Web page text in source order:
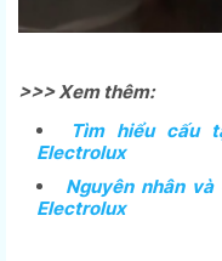
>>> Xem thêm:
Tìm hiểu cấu
Electrolux
Nguyên nhân
Electrolux